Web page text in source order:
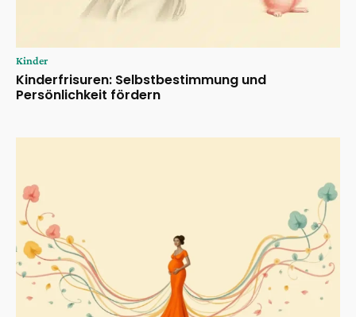
Kinder
Kinderfrisuren: Selbstbestimmung und
Persönlichkeit fördern